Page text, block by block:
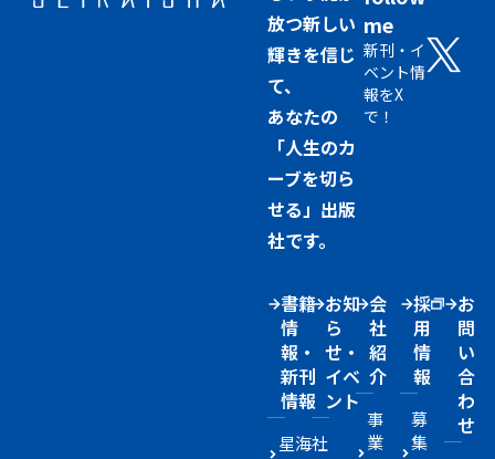
放つ新しい
輝きを信じ
て、
あなたの
「人生のカ
ーブを切ら
せる」出版
社です。
me
新刊・イ
ベント情
報をX
で！
書籍
情
報・
新刊
情報
星海社
お知
ら
せ・
イベ
ント
会
社
紹
介
事
業
採
用
情
報
募
集
お
問
い
合
わ
せ